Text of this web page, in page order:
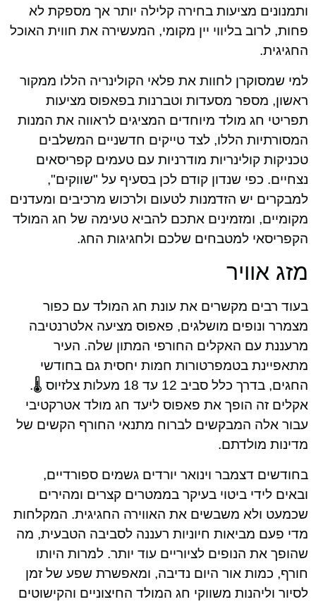
ותמנונים מציעות בחירה קלילה יותר אך מספקת לא
פחות, לרוב בליווי יין מקומי, המעשירה את חווית האוכל
החגיגית.
למי שמסוקרן לחוות את פלאי הקולינריה הללו ממקור
ראשון, מספר מסעדות וטברנות בפאפוס מציעות
תפריטי חג מולד מיוחדים המציגים לראווה את המנות
המסורתיות הללו, לצד טייקים חדשניים המשלבים
טכניקות קולינריות מודרניות עם טעמים קפריסאים
נצחיים. כפי שנדון קודם לכן בסעיף על "שווקים",
למבקרים יש הזדמנות לטעום ולרכוש מרכיבים ומעדנים
מקומיים, ומזמינים אתכם להביא טעימה של חג המולד
הקפריסאי למטבחים שלכם ולחגיגות החג.
מזג אוויר
בעוד רבים מקשרים את עונת חג המולד עם כפור
מצמרר ונופים מושלגים, פאפוס מציעה אלטרנטיבה
מרעננת עם האקלים החורפי המתון שלה. העיר
מתאפיינת בטמפרטורות חמות יחסית גם בחודשי
החגים, בדרך כלל סביב 12 עד 18 מעלות צלזיוס 🌡️.
אקלים זה הופך את פאפוס ליעד חג מולד אטרקטיבי
עבור אלה המבקשים לברוח מתנאי החורף הקשים של
מדינות מולדתם.
בחודשים דצמבר וינואר יורדים גשמים ספורדיים,
ובאים לידי ביטוי בעיקר בממטרים קצרים ומהירים
שכמעט ולא משבשים את האווירה החגיגית. המקלחות
מדי פעם מביאות חיוניות רעננה לסביבה הטבעית, מה
שהופך את הנופים לציוריים עוד יותר. למרות היותו
חורף, כמות אור היום נדיבה, ומאפשרת שפע של זמן
לסיור וליהנות משווקי חג המולד החיצוניים והקישוטים